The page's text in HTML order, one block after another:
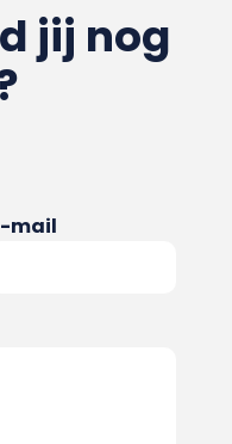
jij nog
mail